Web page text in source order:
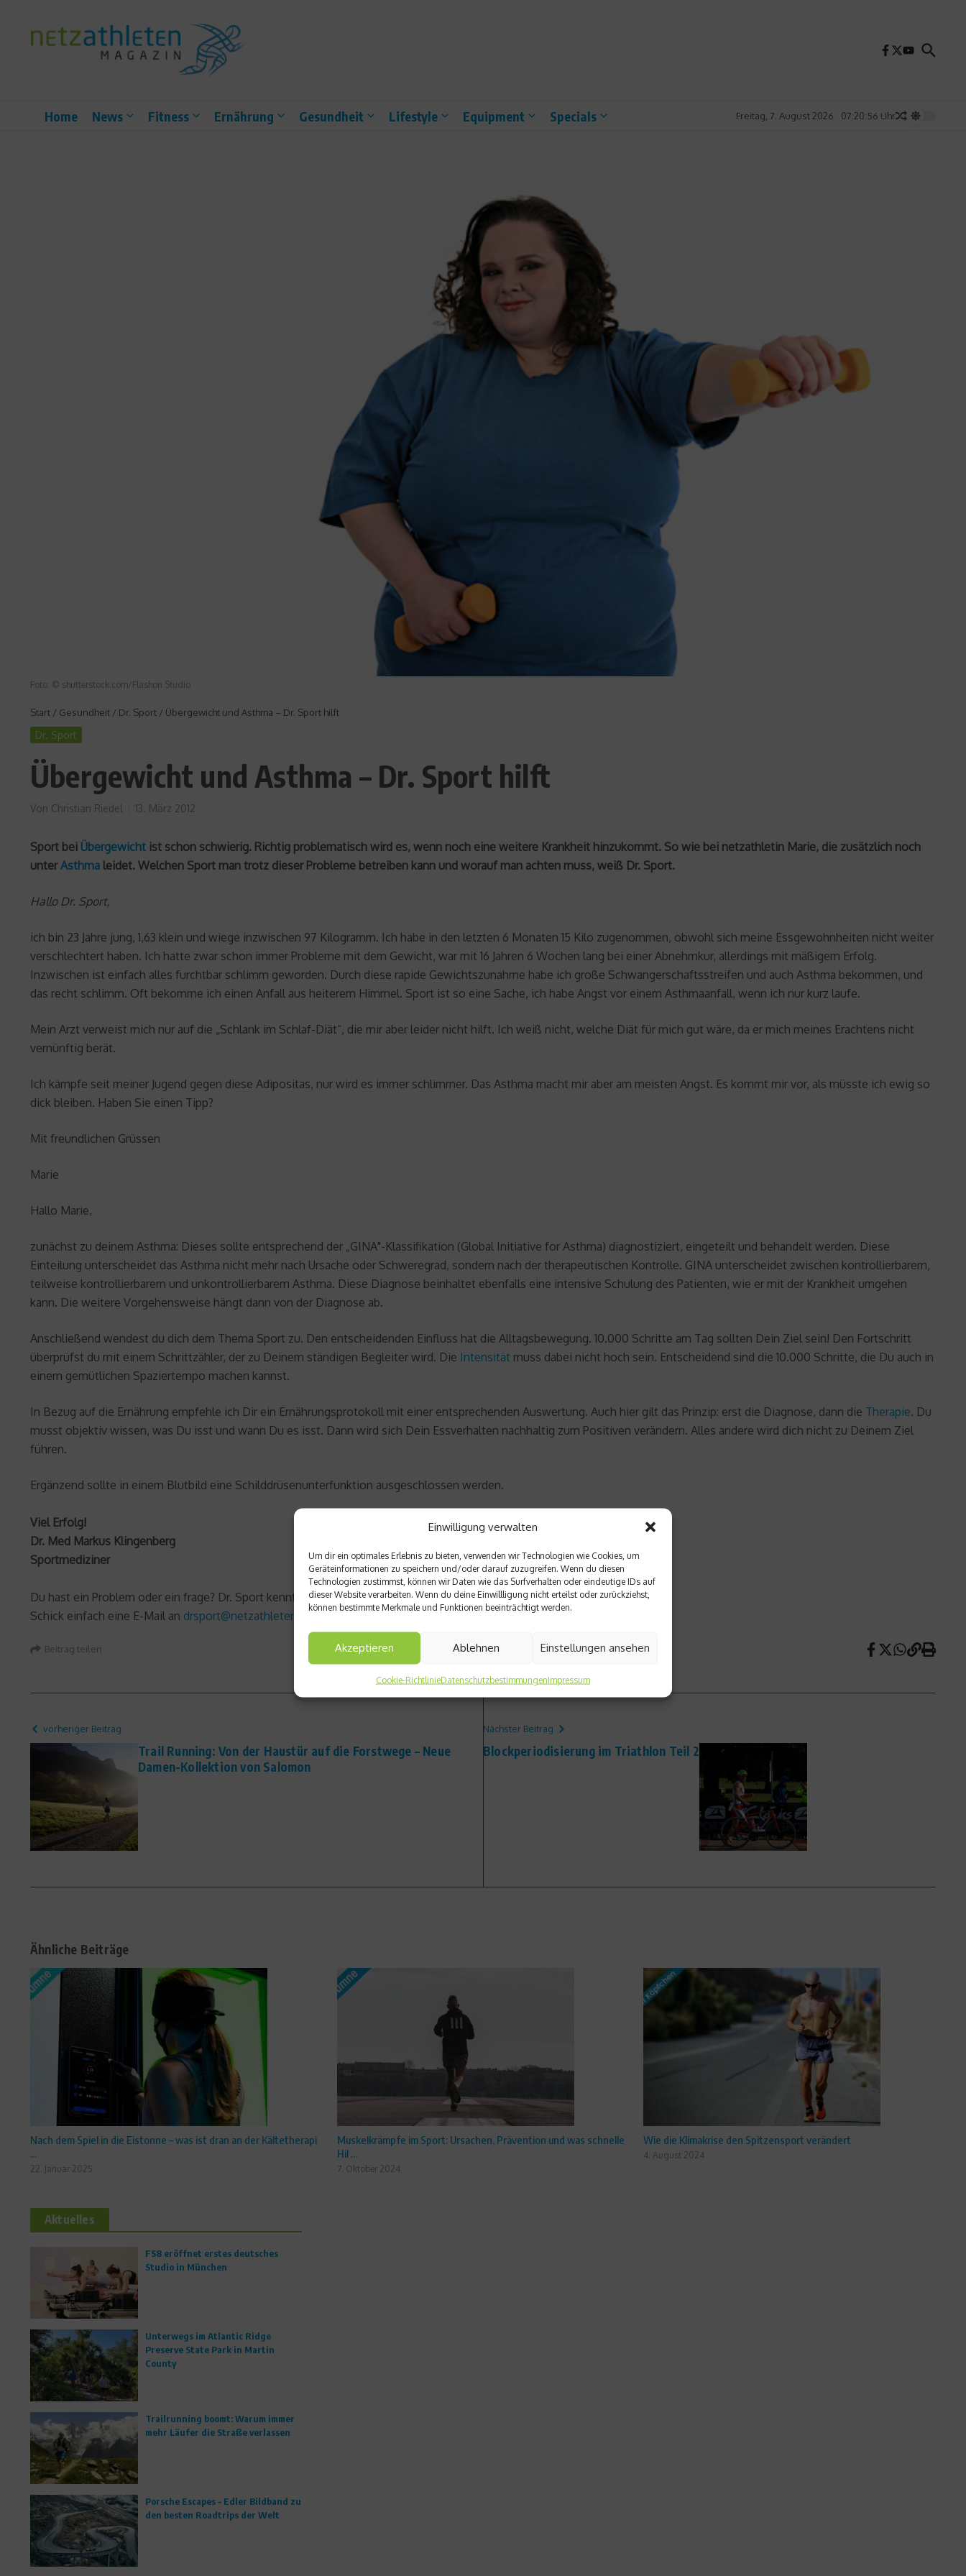
Einwilligung verwalten
Um dir ein optimales Erlebnis zu bieten, verwenden wir Technologien wie Cookies, um
Geräteinformationen zu speichern und/oder darauf zuzugreifen. Wenn du diesen
Technologien zustimmst, können wir Daten wie das Surfverhalten oder eindeutige IDs auf
dieser Website verarbeiten. Wenn du deine Einwillligung nicht erteilst oder zurückziehst,
können bestimmte Merkmale und Funktionen beeinträchtigt werden.
Akzeptieren Ablehnen Einstellungen ansehen
Cookie-RichtlinieDatenschutzbestimmungenImpressum
Home News Fitness Ernährung Gesundheit Lifestyle Equipment Specials Freitag, 7. August 2026 07:20:58 Uhr
Foto: © shutterstock.com/Flashon Studio
Start / Gesundheit / Dr. Sport / Übergewicht und Asthma – Dr. Sport hilft
Dr. Sport
Übergewicht und Asthma – Dr. Sport hilft
Von Christian Riedel 13. März 2012
Sport bei Übergewicht ist schon schwierig. Richtig problematisch wird es, wenn noch eine weitere Krankheit hinzukommt. So wie bei netzathletin Marie, die zusätzlich noch
unterAsthma leidet. Welchen Sport man trotz dieser Probleme betreiben kann und worauf man achten muss, weiß Dr. Sport.
Hallo Dr. Sport,
ich bin 23 Jahre jung, 1,63 klein und wiege inzwischen 97 Kilogramm. Ich habe in den letzten 6 Monaten 15 Kilo zugenommen, obwohl sich meine Essgewohnheiten nicht weiter
verschlechtert haben. Ich hatte zwar schon immer Probleme mit dem Gewicht, war mit 16 Jahren 6 Wochen lang bei einer Abnehmkur, allerdings mit mäßigem Erfolg.
Inzwischen ist einfach alles furchtbar schlimm geworden. Durch diese rapide Gewichtszunahme habe ich große Schwangerschaftsstreifen und auch Asthma bekommen, und
das recht schlimm. Oft bekomme ich einen Anfall aus heiterem Himmel. Sport ist so eine Sache, ich habe Angst vor einem Asthmaanfall, wenn ich nur kurz laufe.
Mein Arzt verweist mich nur auf die „Schlank im Schlaf-Diät“, die mir aber leider nicht hilft. Ich weiß nicht, welche Diät für mich gut wäre, da er mich meines Erachtens nicht
vernünftig berät.
Ich kämpfe seit meiner Jugend gegen diese Adipositas, nur wird es immer schlimmer. Das Asthma macht mir aber am meisten Angst. Es kommt mir vor, als müsste ich ewig so
dick bleiben. Haben Sie einen Tipp?
Mit freundlichen Grüssen
Marie
Hallo Marie,
zunächst zu deinem Asthma: Dieses sollte entsprechend der „GINA"-Klassifikation (Global Initiative for Asthma) diagnostiziert, eingeteilt und behandelt werden. Diese
Einteilung unterscheidet das Asthma nicht mehr nach Ursache oder Schweregrad, sondern nach der therapeutischen Kontrolle. GINA unterscheidet zwischen kontrollierbarem,
teilweise kontrollierbarem und unkontrollierbarem Asthma. Diese Diagnose beinhaltet ebenfalls eine intensive Schulung des Patienten, wie er mit der Krankheit umgehen
kann. Die weitere Vorgehensweise hängt dann von der Diagnose ab.
Anschließend wendest du dich dem Thema Sport zu. Den entscheidenden Einfluss hat die Alltagsbewegung. 10.000 Schritte am Tag sollten Dein Ziel sein! Den Fortschritt
überprüfst du mit einem Schrittzähler, der zu Deinem ständigen Begleiter wird. Die Intensität muss dabei nicht hoch sein. Entscheidend sind die 10.000 Schritte, die Du auch in
einem gemütlichen Spaziertempo machen kannst.
In Bezug auf die Ernährung empfehle ich Dir ein Ernährungsprotokoll mit einer entsprechenden Auswertung. Auch hier gilt das Prinzip: erst die Diagnose, dann die Therapie. Du
musst objektiv wissen, was Du isst und wann Du es isst. Dann wird sich Dein Essverhalten nachhaltig zum Positiven verändern. Alles andere wird dich nicht zu Deinem Ziel
führen.
Ergänzend sollte in einem Blutbild eine Schilddrüsenunterfunktion ausgeschlossen werden.
Viel Erfolg!
Dr. Med Markus Klingenberg
Sportmediziner
Du hast ein Problem oder ein frage? Dr. Sport kennt die Antwort.
Schick einfach eine E-Mail an drsport@netzathleten.de
Beitrag teilen
vorheriger Beitrag
Trail Running: Von der Haustür auf die Forstwege – Neue
Damen-Kollektion von Salomon
Nächster Beitrag
Blockperiodisierung im Triathlon Teil 2
Ähnliche Beiträge
Nach dem Spiel in die Eistonne – was ist dran an der Kältetherapi
...
22. Januar 2025
Muskelkrämpfe im Sport: Ursachen, Prävention und was schnelle
Hil ...
7. Oktober 2024
Wie die Klimakrise den Spitzensport verändert
4. August 2024
Aktuelles
FS8 eröffnet erstes deutsches
Studio in München
Unterwegs im Atlantic Ridge
Preserve State Park in Martin
County
Trailrunning boomt: Warum immer
mehr Läufer die Straße verlassen
Porsche Escapes – Edler Bildband zu
den besten Roadtrips der Welt